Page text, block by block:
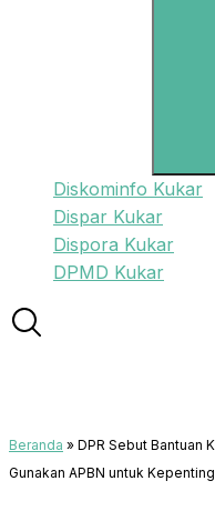
Diskominfo Kukar
Dispar Kukar
Dispora Kukar
DPMD Kukar
Beranda » DPR Sebut Bantuan
Gunakan APBN untuk